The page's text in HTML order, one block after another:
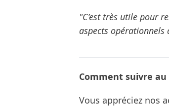
"C’est très utile pour
aspects
Comment suivre
Vous appréciez nos